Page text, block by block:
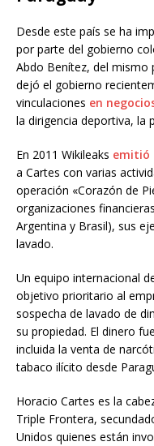
Desde este país se ha
por parte del gobierno
Abdo Benítez, del mismo
dejó el gobierno
vinculaciones en
la dirigencia deportiva, la
En 2011 Wikileaks emitió
a Cartes con varias
operación «Corazón de
organizaciones
Argentina y Brasil), sus
lavado.
Un equipo internacional
objetivo prioritario al
sospecha de lavado de
su propiedad. El dinero
incluida la venta de
tabaco ilícito desde
Horacio Cartes es la
Triple Frontera,
Unidos quienes están